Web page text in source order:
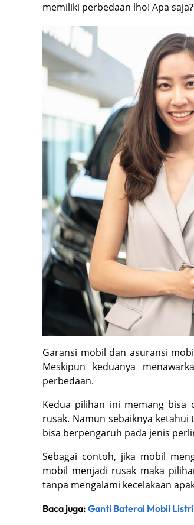
memiliki perbedaan lho! Apa saja?
Garansi mobil dan asuransi
Meskipun keduanya
perbedaan.
Kedua pilihan ini memang
rusak. Namun sebaiknya
bisa berpengaruh pada jenis
Sebagai contoh, jika mobil
mobil menjadi rusak maka
tanpa mengalami kecelakaan
Baca juga: Ganti Baterai Mobil